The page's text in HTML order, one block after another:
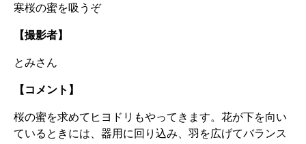
寒桜の蜜を吸うぞ
【撮影者】
とみさん
【コメント】
桜の蜜を求めてヒヨドリもやってきます。花が下を向い
ているときには、器用に回り込み、羽を広げてバランス